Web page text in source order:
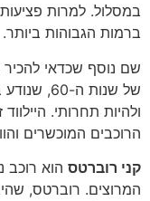
במסלול. למרות
ברמות הגבוהות ביותר.
שם נוסף שכדאי להכיר
של שנות
הרוכבים המוכשרים
קני רוברטס הוא
המרוצים. רוברטס,